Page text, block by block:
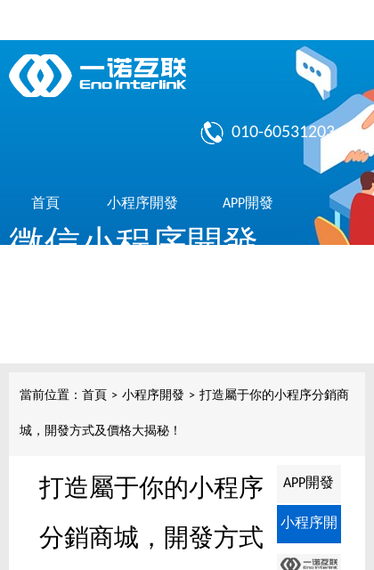
010-60531203
首頁 小程序開發 APP開發
微信小程序開發
當前位置： 首頁 > 小程序開發 > 打造屬于你的小程序分銷商
城，開發方式及價格大揭秘！
打造屬于你的小程序
分銷商城，開發方式
APP開發
小程序開
發